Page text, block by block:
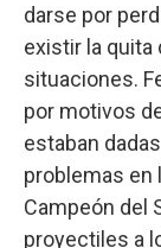
darse por
existir la quita
situaciones.
por motivos
estaban
problemas en
Campeón del
proyectiles a